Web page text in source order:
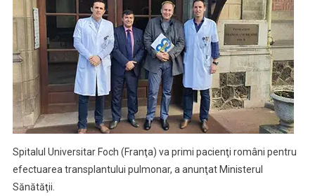
Pacienţi
Români
Pentru
Intervenţii
Complexe
De
Transplant
Pulmonar
Spitalul Universitar Foch (Franţa) va primi pacienţi români pentru
efectuarea transplantului pulmonar, a anunţat Ministerul
Sănătăţii.